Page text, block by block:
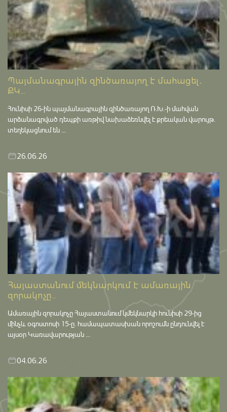
Պայմանագրային զինծառայող է մահացել․
ՔԿ...
Հունիսի 26-ին պայմանագրային զինծառայող Ռ.Խ.-ի մահվան
արձանագրված դեպքի առթիվ նախաձեռնվել է քրեական վարույթ․
տեղեկացնում են ...
26.06.26
Հայաստանում մեկնարկում է ամառային
զորակոչը...
Ամառային զորակոչը Հայաստանում կմեկնարկի հունիսի 29-ից
մինչև օգոստոսի 15-ը․ համապատասխան որոշումն ընդունվել է
այսօր Կառավարության ...
04.06.26